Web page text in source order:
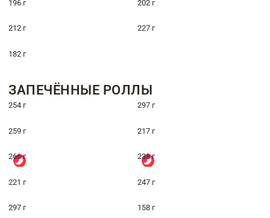
196 г 202 г
212 г 227 г
182 г
ЗАПЕЧЁННЫЕ РОЛЛЫ
254 г 297 г
259 г 217 г
266 г 238 г
221 г 247 г
297 г 158 г